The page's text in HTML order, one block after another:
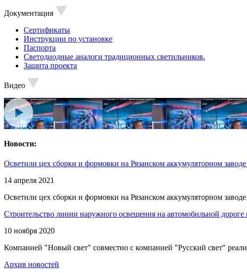
Документация
Сертификаты
Инструкции по установке
Паспорта
Светодиодные аналоги традиционных светильников.
Защита проекта
Видео
Новости:
Осветили цех сборки и формовки на Рязанском аккумуляторном
14 апреля 2021
Осветили цех сборки и формовки на Рязанском аккумуляторном
Строительство линии наружного освещения на автомобильной
10 ноября 2020
Компанией "Новый свет" совместно с компанией "Русский свет"
Архив новостей